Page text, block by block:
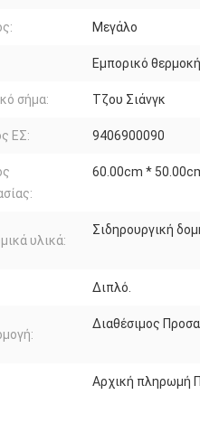
Μεγάλο
Εμπορικό
σήμα: Τζου Σιάνγκ
ΕΣ: 9406900090
60.00cm *
υλικά:
Σιδηρουργική
Διπλό.
Διαθέσιμος
Αρχική πληρωμή